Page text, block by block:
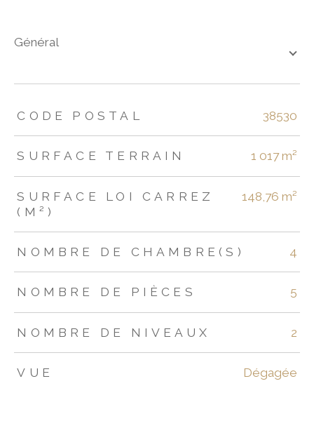
général
TRAD_ZEPHYR_Caracteristique TRAD_ZEPHYR_Valeurs
CODE POSTAL 38530
SURFACE TERRAIN 1 017 m²
SURFACE LOI CARREZ
(M²)
148,76 m²
NOMBRE DE CHAMBRE(S) 4
NOMBRE DE PIÈCES 5
NOMBRE DE NIVEAUX 2
VUE Dégagée